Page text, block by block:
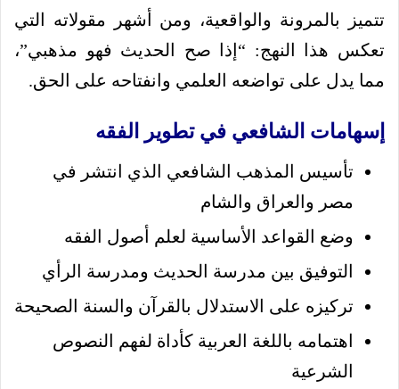
تتميز بالمرونة والواقعية، ومن أشهر مقولاته التي
تعكس هذا النهج: “إذا صح الحديث فهو مذهبي”،
مما يدل على تواضعه العلمي وانفتاحه على الحق.
إسهامات الشافعي في تطوير الفقه
تأسيس المذهب الشافعي الذي انتشر في
مصر والعراق والشام
وضع القواعد الأساسية لعلم أصول الفقه
التوفيق بين مدرسة الحديث ومدرسة الرأي
تركيزه على الاستدلال بالقرآن والسنة الصحيحة
اهتمامه باللغة العربية كأداة لفهم النصوص
الشرعية